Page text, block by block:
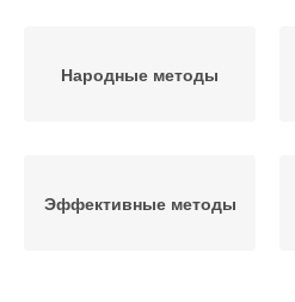
Народные методы
Эффективные методы